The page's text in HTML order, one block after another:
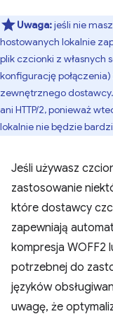
Uwaga:jeśli nie
hostowanych lokalnie
plik czcionki z własnych
konfigurację
zewnętrznego
ani HTTP/2, ponieważ
lokalnie nie będzie
Jeśli używasz
zastosowanie
które dostawcy
zapewniają
kompresja WOFF2
potrzebnej do
języków
uwagę, że